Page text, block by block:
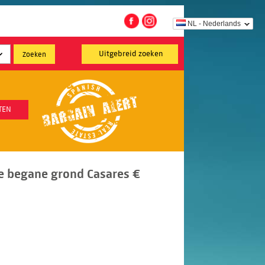
NL - Nederlands
Uitgebreid zoeken
grond Casares €